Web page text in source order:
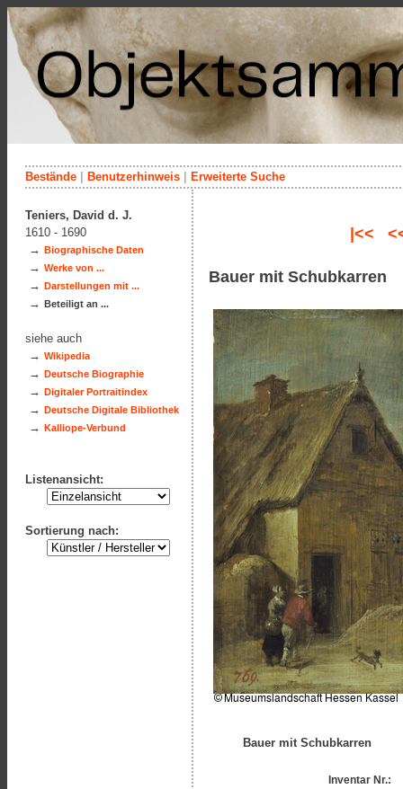
Bestände Benutzerhinweis Erweiterte Suche
|<<
Bauer mit Schubkarren
Bauer mit Schubkarren
Inventar Nr.:
Teniers, David d. J.
1610 - 1690
→ Biographische Daten
→ Werke von ...
→ Darstellungen mit ...
→ Beteiligt an ...
siehe auch
→ Wikipedia
→ Deutsche Biographie
→ Digitaler Portraitindex
→ Deutsche Digitale Bibliothek
→ Kalliope-Verbund
Listenansicht:
Sortierung nach: